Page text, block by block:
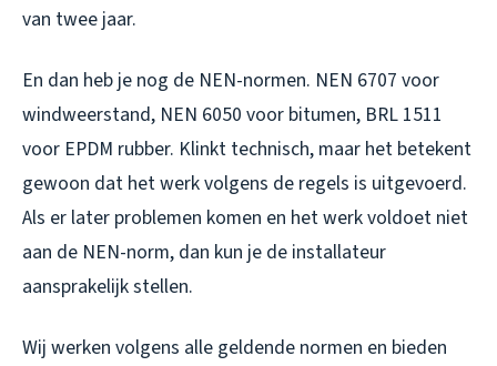
van twee jaar.
En dan heb je nog de NEN-normen. NEN 6707 voor
windweerstand, NEN 6050 voor bitumen, BRL 1511
voor EPDM rubber. Klinkt technisch, maar het betekent
gewoon dat het werk volgens de regels is uitgevoerd.
Als er later problemen komen en het werk voldoet niet
aan de NEN-norm, dan kun je de installateur
aansprakelijk stellen.
Wij werken volgens alle geldende normen en bieden